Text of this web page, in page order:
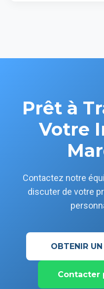
institutionnels. C'est
Prêt à
Votre
Contactez notre
discuter de votre
OBTENIR
Contacter